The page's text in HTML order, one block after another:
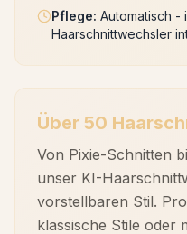
Pflege: Automatisch -
Haarschnittwechsler
Über 50
Von Pixie-Schnitten
unser KI-
vorstellbaren Stil.
klassische Stile oder